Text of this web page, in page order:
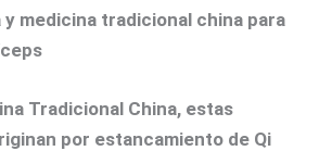
medicina tradicional china para
Tradicional China, estas
por estancamiento de Qi